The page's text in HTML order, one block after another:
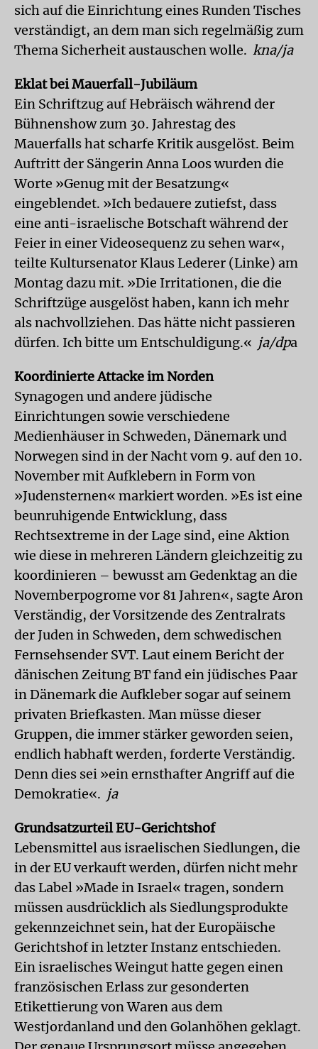
sich auf die Einrichtung eines Runden Tisches
verständigt, an dem man sich regelmäßig zum
Thema Sicherheit austauschen wolle. kna/ja
Eklat bei Mauerfall-Jubiläum
Ein Schriftzug auf Hebräisch während der
Bühnenshow zum 30. Jahrestag des
Mauerfalls hat scharfe Kritik ausgelöst. Beim
Auftritt der Sängerin Anna Loos wurden die
Worte »Genug mit der Besatzung«
eingeblendet. »Ich bedauere zutiefst, dass
eine anti-israelische Botschaft während der
Feier in einer Videosequenz zu sehen war«,
teilte Kultursenator Klaus Lederer (Linke) am
Montag dazu mit. »Die Irritationen, die die
Schriftzüge ausgelöst haben, kann ich mehr
als nachvollziehen. Das hätte nicht passieren
dürfen. Ich bitte um Entschuldigung.« ja/dpa
Koordinierte Attacke im Norden
Synagogen und andere jüdische
Einrichtungen sowie verschiedene
Medienhäuser in Schweden, Dänemark und
Norwegen sind in der Nacht vom 9. auf den 10.
November mit Aufklebern in Form von
»Judensternen« markiert worden. »Es ist eine
beunruhigende Entwicklung, dass
Rechtsextreme in der Lage sind, eine Aktion
wie diese in mehreren Ländern gleichzeitig zu
koordinieren – bewusst am Gedenktag an die
Novemberpogrome vor 81 Jahren«, sagte Aron
Verständig, der Vorsitzende des Zentralrats
der Juden in Schweden, dem schwedischen
Fernsehsender SVT. Laut einem Bericht der
dänischen Zeitung BT fand ein jüdisches Paar
in Dänemark die Aufkleber sogar auf seinem
privaten Briefkasten. Man müsse dieser
Gruppen, die immer stärker geworden seien,
endlich habhaft werden, forderte Verständig.
Denn dies sei »ein ernsthafter Angriff auf die
Demokratie«. ja
Grundsatzurteil EU-Gerichtshof
Lebensmittel aus israelischen Siedlungen, die
in der EU verkauft werden, dürfen nicht mehr
das Label »Made in Israel« tragen, sondern
müssen ausdrücklich als Siedlungsprodukte
gekennzeichnet sein, hat der Europäische
Gerichtshof in letzter Instanz entschieden.
Ein israelisches Weingut hatte gegen einen
französischen Erlass zur gesonderten
Etikettierung von Waren aus dem
Westjordanland und den Golanhöhen geklagt.